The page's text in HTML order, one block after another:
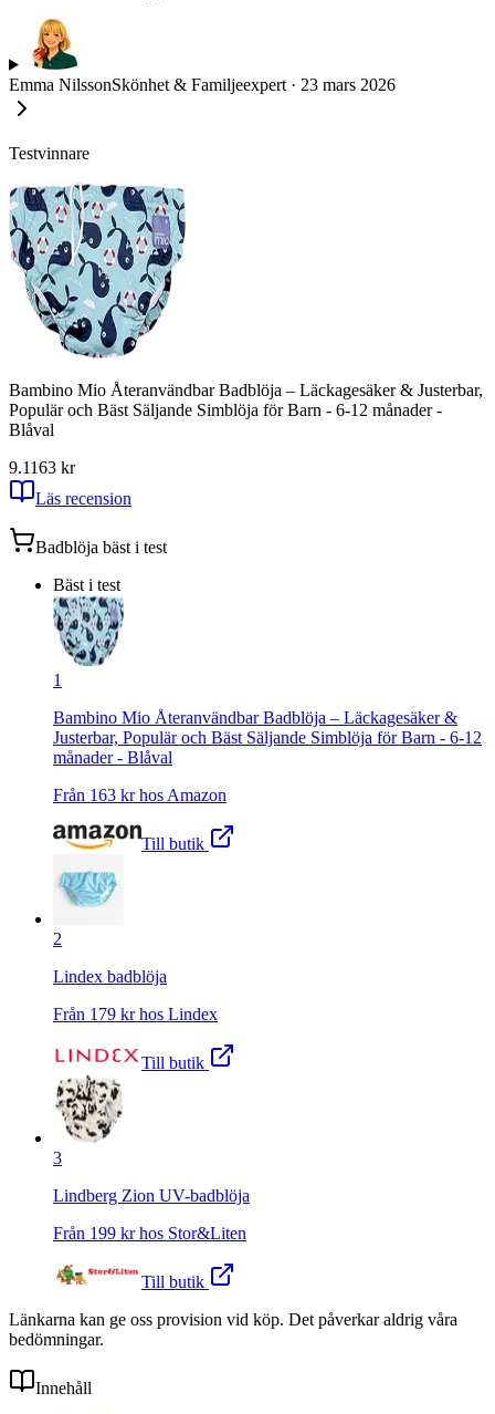
Emma NilssonSkönhet & Familjeexpert · 23 mars 2026
Testvinnare
Bambino Mio Återanvändbar Badblöja – Läckagesäker & Justerbar,
Populär och Bäst Säljande Simblöja för Barn - 6-12 månader -
Blåval
9.1163 kr
Läs recension
Badblöja bäst i test
Bäst i test
1
Bambino Mio Återanvändbar Badblöja – Läckagesäker &
Justerbar, Populär och Bäst Säljande Simblöja för Barn - 6-12
månader - Blåval
Från 163 kr hos Amazon
Till butik
2
Lindex badblöja
Från 179 kr hos Lindex
Till butik
3
Lindberg Zion UV-badblöja
Från 199 kr hos Stor&Liten
Till butik
Länkarna kan ge oss provision vid köp. Det påverkar aldrig våra
bedömningar.
Innehåll